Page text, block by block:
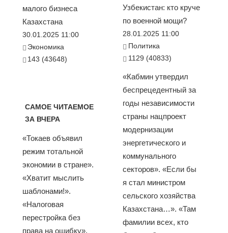
малого бизнеса
Казахстана
30.01.2025 11:00
Экономика
143 (43648)
САМОЕ ЧИТАЕМОЕ
ЗА ВЧЕРА
«Токаев объявил
режим тотальной
экономии в стране».
«Хватит мыслить
шаблонами!».
«Налоговая
перестройка без
права на ошибку».
Узбекистан: кто круче
по военной мощи?
28.01.2025 11:00
Политика
1129 (40833)
«Кабмин утвердил
беспрецедентный за
годы независимости
страны нацпроект
модернизации
энергетического и
коммунального
секторов». «Если бы
я стал министром
сельского хозяйства
Казахстана…». «Там
фамилии всех, кто